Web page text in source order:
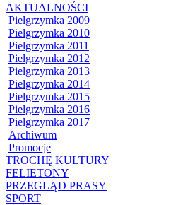
AKTUALNOŚCI
Pielgrzymka 2009
Pielgrzymka 2010
Pielgrzymka 2011
Pielgrzymka 2012
Pielgrzymka 2013
Pielgrzymka 2014
Pielgrzymka 2015
Pielgrzymka 2016
Pielgrzymka 2017
Archiwum
Promocje
TROCHĘ KULTURY
FELIETONY
PRZEGLĄD PRASY
SPORT